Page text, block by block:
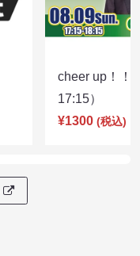
cheer up！
17:15）
¥1300 (税込)